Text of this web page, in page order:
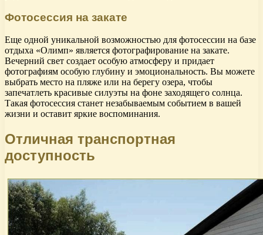
Фотосессия на закате
Еще одной уникальной возможностью для фотосессии на базе
отдыха «Олимп» является фотографирование на закате.
Вечерний свет создает особую атмосферу и придает
фотографиям особую глубину и эмоциональность. Вы можете
выбрать место на пляже или на берегу озера, чтобы
запечатлеть красивые силуэты на фоне заходящего солнца.
Такая фотосессия станет незабываемым событием в вашей
жизни и оставит яркие воспоминания.
Отличная транспортная
доступность